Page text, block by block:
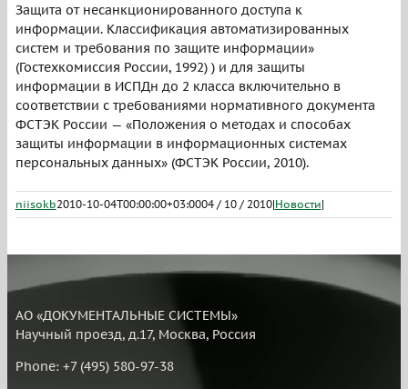
Защита от несанкционированного доступа к
информации. Классификация автоматизированных
систем и требования по защите информации»
(Гостехкомиссия России, 1992) ) и для защиты
информации в ИСПДн до 2 класса включительно в
соответствии с требованиями нормативного документа
ФСТЭК России — «Положения о методах и способах
защиты информации в информационных системах
персональных данных» (ФСТЭК России, 2010).
niisokb2010-10-04T00:00:00+03:0004 / 10 / 2010|Новости|
АО «ДОКУМЕНТАЛЬНЫЕ СИСТЕМЫ»
Научный проезд, д.17, Москва, Россия
Phone: +7 (495) 580-97-38